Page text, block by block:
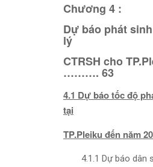
Chương 4 :
Dự báo phát
lý
CTRSH cho
………. 63
4.1 Dự báo tốc độ
tại
TP.Pleiku đến năm
4.1.1 Dự báo dân